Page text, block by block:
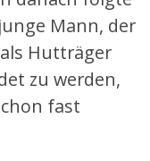
Mann, der
Hutträger
zu werden,
fast